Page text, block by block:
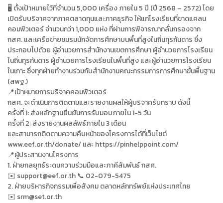
🖥 ตั้งเป้าหมายไว้ที่จำนวน 5,000 เครื่อง ภายใน 5 ปี (ปี 2568 – 2572) โดย
เปิดรับบริจาคจากภาคตลาดทุนและภาคธุรกิจ ให้แก่โรงเรียนที่ขาดแคลน
คอมพิวเตอร์ จำนวนกว่า 1,000 แห่ง ที่ผ่านการพิจารณากลั่นกรองจาก
กสศ. และเครือข่ายชมรมนักจัดการศึกษาบนพื้นที่สูงในถิ่นทุรกันดาร ซึ่ง
ประกอบไปด้วย ผู้อำนวยการสำนักงานเขตการศึกษา ผู้อำนวยการโรงเรียน
ในถิ่นทุรกันดาร ผู้อำนวยการโรงเรียนในพื้นที่สูง และผู้อำนวยการโรงเรียน
ในเกาะ ซึ่งทุกฝ่ายทำงานร่วมกับสำนักงานคณะกรรมการการศึกษาขั้นพื้นฐาน
(สพฐ.)
📍เป้าหมายการบริจาคคอมพิวเตอร์
กสศ. จะดำเนินการติดตามและรายงานผลให้ผู้บริจาครับทราบ ดังนี้
ครั้งที่ 1: ส่งหลักฐานยืนยันการรับมอบภายใน 1-5 วัน
ครั้งที่ 2: ส่งรายงานผลลัพธ์ภายใน 3 เดือน
และสามารถติดตามความคืบหน้าของโครงการได้ที่เว็บไซต์
www.eef.or.th/donate/ และ https://pinhelppoint.com/
📍ผู้ประสานงานโครงการ
1. ฝ่ายกลยุทธ์ระดมความร่วมมือและภาคีสัมพันธ์ กสศ.
✉️ support@eef.or.th 📞 02-079-5475
2. ฝ่ายบริหารกิจกรรมเพื่อสังคม ตลาดหลักทรัพย์แห่งประเทศไทย
✉️ srm@set.or.th